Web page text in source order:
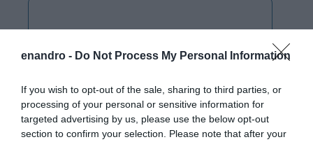
enandro - Do Not Process My Personal Information
If you wish to opt-out of the sale, sharing to third parties, or
processing of your personal or sensitive information for
targeted advertising by us, please use the below opt-out
section to confirm your selection. Please note that after your